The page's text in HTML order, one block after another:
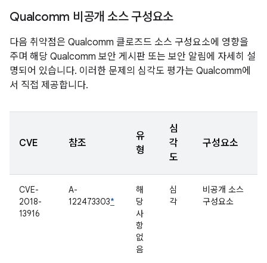
Qualcomm 비공개 소스 구성요소
다음 취약점은 Qualcomm 클로즈드 소스 구성요소에 영향을
주며 해당 Qualcomm 보안 게시판 또는 보안 알림에 자세히 설
명되어 있습니다. 이러한 문제의 심각도 평가는 Qualcomm에
서 직접 제공합니다.
CVE 참조
유
형
심
각
도
구성요소
CVE-
2018-
13916
A-
122473303*
해
당
사
항
없
음
심
각
비공개 소스
구성요소